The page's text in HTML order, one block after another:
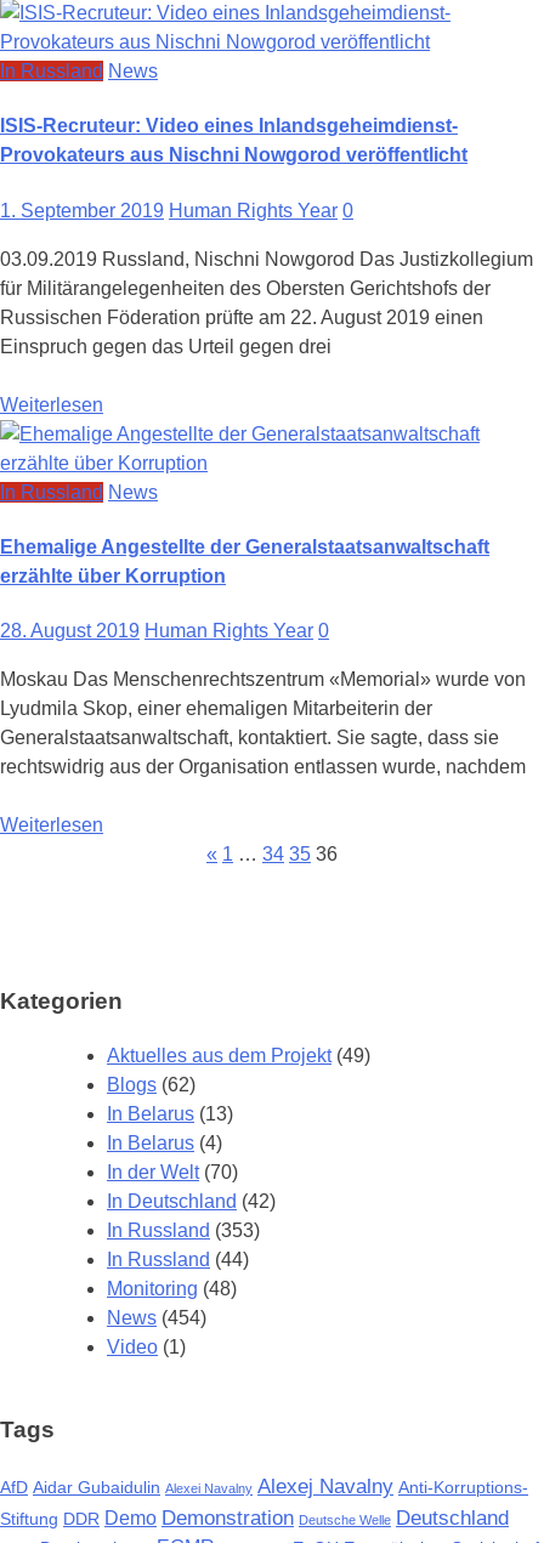
In Russland News
ISIS-Recruteur: Video eines Inlandsgeheimdienst-
Provokateurs aus Nischni Nowgorod veröffentlicht
1. September 2019 Human Rights Year 0
03.09.2019 Russland, Nischni Nowgorod Das Justizkollegium
für Militärangelegenheiten des Obersten Gerichtshofs der
Russischen Föderation prüfte am 22. August 2019 einen
Einspruch gegen das Urteil gegen drei
Weiterlesen
In Russland News
Ehemalige Angestellte der Generalstaatsanwaltschaft
erzählte über Korruption
28. August 2019 Human Rights Year 0
Moskau Das Menschenrechtszentrum «Memorial» wurde von
Lyudmila Skop, einer ehemaligen Mitarbeiterin der
Generalstaatsanwaltschaft, kontaktiert. Sie sagte, dass sie
rechtswidrig aus der Organisation entlassen wurde, nachdem
Weiterlesen
Beitragsnavigation
« 1 … 34 35 36
Kategorien
Aktuelles aus dem Projekt(49)
Blogs (62)
In Belarus (13)
In Belarus (4)
In der Welt(70)
In Deutschland (42)
In Russland (353)
In Russland (44)
Monitoring (48)
News (454)
Video (1)
Tags
AfD Aidar Gubaidulin Alexei Navalny Alexej Navalny Anti-Korruptions-
Stiftung DDR Demo Demonstration Deutsche Welle Deutschland